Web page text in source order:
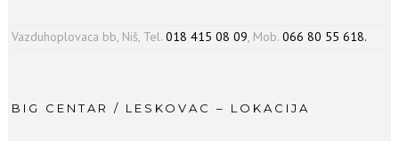
Vazduhoplovaca bb, Niš, Tel.018 415 08 09, Mob.066 80 55 618.
BIG CENTAR / LESKOVAC – LOKACIJA